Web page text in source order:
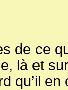
de ce
là et
qu’il en